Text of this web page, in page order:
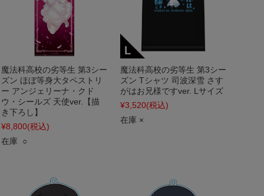
魔法科高校の劣等生 第3シー
ズン ほぼ等身大タペストリ
ー アンジェリーナ・クド
ウ・シールズ 天使ver.【描
き下ろし】
¥8,800(税込)
在庫 ○
魔法科高校の劣等生 第3シー
ズン Tシャツ 司波深雪 さす
がはお兄様ですver. Lサイズ
¥3,520(税込)
在庫 ×